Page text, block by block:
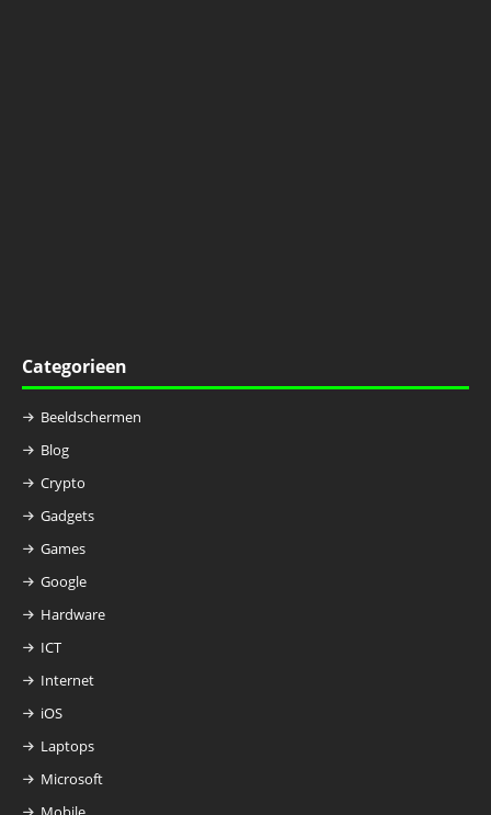
Categorieen
Beeldschermen
Blog
Crypto
Gadgets
Games
Google
Hardware
ICT
Internet
iOS
Laptops
Microsoft